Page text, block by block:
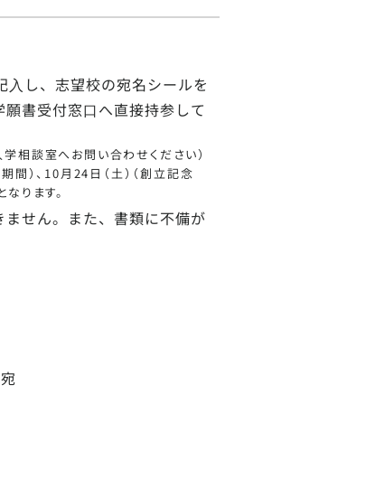
し、志望校の宛名シールを
書受付窓⼝へ直接持参して
談室へお問い合わせください）
間）、10月24日（土）（創立記念
ります。
せん。また、書類に不備が